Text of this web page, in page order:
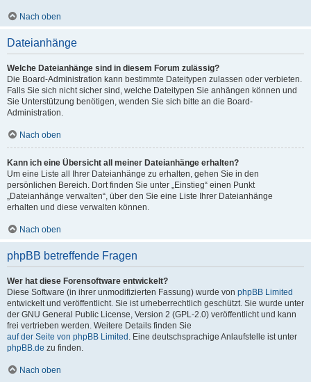
Nach oben
Dateianhänge
Welche Dateianhänge sind in diesem Forum zulässig?
Die Board-Administration kann bestimmte Dateitypen zulassen oder verbieten.
Falls Sie sich nicht sicher sind, welche Dateitypen Sie anhängen können und
Sie Unterstützung benötigen, wenden Sie sich bitte an die Board-
Administration.
Nach oben
Kann ich eine Übersicht all meiner Dateianhänge erhalten?
Um eine Liste all Ihrer Dateianhänge zu erhalten, gehen Sie in den
persönlichen Bereich. Dort finden Sie unter „Einstieg“ einen Punkt
„Dateianhänge verwalten“, über den Sie eine Liste Ihrer Dateianhänge
erhalten und diese verwalten können.
Nach oben
phpBB betreffende Fragen
Wer hat diese Forensoftware entwickelt?
Diese Software (in ihrer unmodifizierten Fassung) wurde von phpBB Limited
entwickelt und veröffentlicht. Sie ist urheberrechtlich geschützt. Sie wurde unter
der GNU General Public License, Version 2 (GPL-2.0) veröffentlicht und kann
frei vertrieben werden. Weitere Details finden Sie
auf der Seite von phpBB Limited . Eine deutschsprachige Anlaufstelle ist unter
phpBB.de zu finden.
Nach oben